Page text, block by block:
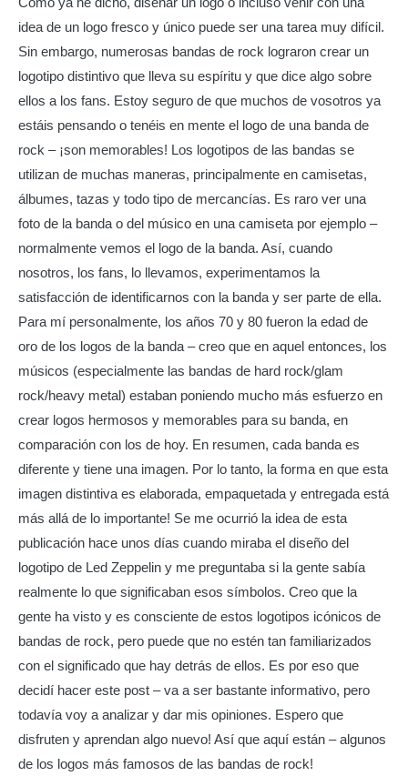
idea de un logo fresco y único puede ser una tarea muy difícil.
Sin embargo, numerosas bandas de rock lograron crear un
logotipo distintivo que lleva su espíritu y que dice algo sobre
ellos a los fans. Estoy seguro de que muchos de vosotros ya
estáis pensando o tenéis en mente el logo de una banda de
rock – ¡son memorables! Los logotipos de las bandas se
utilizan de muchas maneras, principalmente en camisetas,
álbumes, tazas y todo tipo de mercancías. Es raro ver una
foto de la banda o del músico en una camiseta por ejemplo –
normalmente vemos el logo de la banda. Así, cuando
nosotros, los fans, lo llevamos, experimentamos la
satisfacción de identificarnos con la banda y ser parte de ella.
Para mí personalmente, los años 70 y 80 fueron la edad de
oro de los logos de la banda – creo que en aquel entonces, los
músicos (especialmente las bandas de hard rock/glam
rock/heavy metal) estaban poniendo mucho más esfuerzo en
crear logos hermosos y memorables para su banda, en
comparación con los de hoy. En resumen, cada banda es
diferente y tiene una imagen. Por lo tanto, la forma en que esta
imagen distintiva es elaborada, empaquetada y entregada está
más allá de lo importante! Se me ocurrió la idea de esta
publicación hace unos días cuando miraba el diseño del
logotipo de Led Zeppelin y me preguntaba si la gente sabía
realmente lo que significaban esos símbolos. Creo que la
gente ha visto y es consciente de estos logotipos icónicos de
bandas de rock, pero puede que no estén tan familiarizados
con el significado que hay detrás de ellos. Es por eso que
decidí hacer este post – va a ser bastante informativo, pero
todavía voy a analizar y dar mis opiniones. Espero que
disfruten y aprendan algo nuevo! Así que aquí están – algunos
de los logos más famosos de las bandas de rock!